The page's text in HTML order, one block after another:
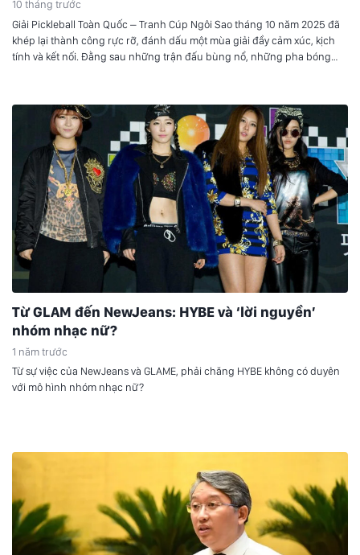
10 tháng trước
Giải Pickleball Toàn Quốc – Tranh Cúp Ngôi Sao tháng 10 năm 2025 đã
khép lại thành công rực rỡ, đánh dấu một mùa giải đầy cảm xúc, kịch
tính và kết nối. Đằng sau những trận đấu bùng nổ, những pha bóng
cho giải đấu năm nay.
Từ GLAM đến NewJeans: HYBE và ‘lời nguyền’
nhóm nhạc nữ?
1 năm trước
Từ sự việc của NewJeans và GLAME, phải chăng HYBE không có duyên
với mô hình nhóm nhạc nữ?